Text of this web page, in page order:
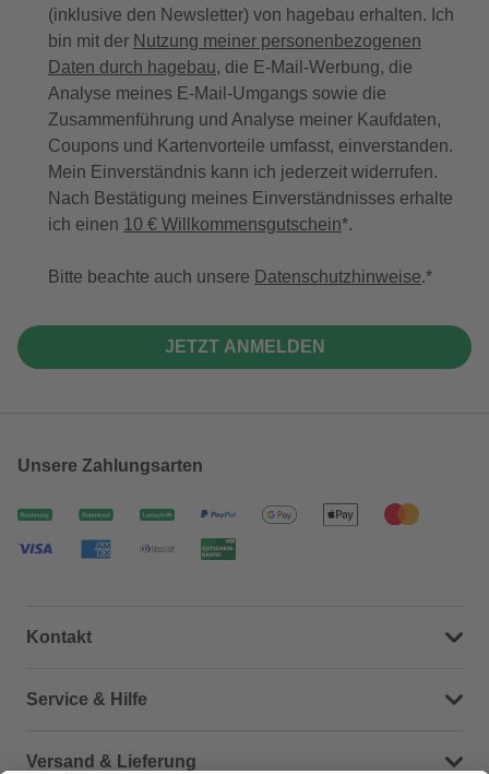
(inklusive den Newsletter) von hagebau erhalten. Ich
bin mit der Nutzung meiner personenbezogenen
Daten durch hagebau, die E-Mail-Werbung, die
Analyse meines E-Mail-Umgangs sowie die
Zusammenführung und Analyse meiner Kaufdaten,
Coupons und Kartenvorteile umfasst, einverstanden.
Mein Einverständnis kann ich jederzeit widerrufen.
Nach Bestätigung meines Einverständnisses erhalte
ich einen 10 € Willkommensgutschein*.
Bitte beachte auch unsere Datenschutzhinweise.
JETZT ANMELDEN
Unsere Zahlungsarten
Kontakt
Dein Kontakt zu uns
Service & Hilfe
Häufige Fragen (FAQ)
Versand & Lieferung